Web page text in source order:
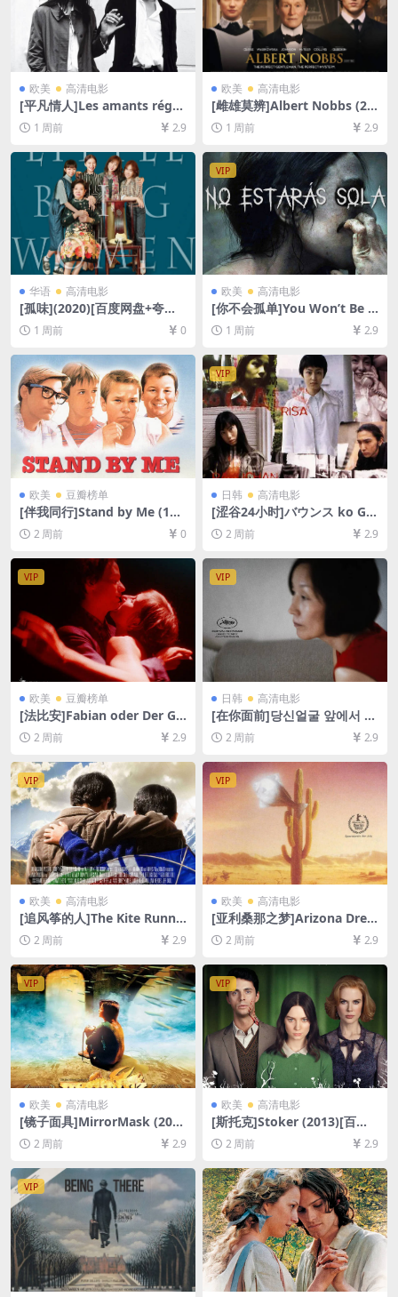
欧美 高清电影
[平凡情人]Les amants régul
iers (2005)[百度网盘+夸克网
盘1080P超清未删减资源][网
B][中文字幕]
1 周前 2.9
欧美 高清电影
[雌雄莫辨]Albert Nobbs (20
11)[百度网盘+夸克网盘1080P
超清未删减资源][网盘在线播
幕]
1 周前 2.9
华语 高清电影
[孤味](2020)[百度网盘+夸克
网盘1080P超清未删减资源]
[网盘在线播放/下载][MP4/4G
B][中文字幕]
1 周前 0
VIP
欧美 高清电影
[你不会孤单]You Won’t Be A
lone (2022)[百度网盘+夸克网
盘1080P超清未删减资源][网
盘在线播放/下载][MP4/7.2G
B][中文字幕]
1 周前 2.9
欧美 豆瓣榜单
[伴我同行]Stand by Me (198
6)[百度网盘+夸克网盘1080P
超清未删减资源][网盘在线播
放/下载][MP4/5.8GB][中英字
幕]
2 周前 0
VIP
日韩 高清电影
[涩谷24小时]バウンス ko GA
LS (1997)[百度网盘+夸克网盘
1080P超清未删减资源][网盘
在线播放/下载][MP4/7.3GB]
[中文字幕]
2 周前 2.9
VIP
欧美 豆瓣榜单
[法比安]Fabian oder Der Ga
ng vor die Hunde (2021)[百
度网盘+夸克网盘1080P超清
载][MP4/12GB][中文字幕]
2 周前 2.9
VIP
日韩 高清电影
[在你面前]당신얼굴 앞에서 (2
021)[百度网盘+夸克网盘1080
P超清未删减资源][网盘在线播
幕]
2 周前 2.9
VIP
欧美 高清电影
[追风筝的人]The Kite Runne
r (2007)[百度网盘+夸克网盘1
080P超清未删减资源][网盘在
线播放/下载][MP4/8.8GB][中
文字幕]
2 周前 2.9
VIP
欧美 高清电影
[亚利桑那之梦]Arizona Drea
m (1993)[百度网盘+夸克网盘
1080P超清未删减资源][网盘
在线播放/下载][MP4/9.9GB]
[中英字幕]
2 周前 2.9
VIP
欧美 高清电影
[镜子面具]MirrorMask (200
5)[百度网盘+夸克网盘1080P
超清未删减资源][网盘在线播
放/下载][MP4/6.7GB][中英字
幕]
2 周前 2.9
VIP
欧美 高清电影
[斯托克]Stoker (2013)[百度
网盘+夸克网盘1080P超清未
删减资源][网盘在线播放/下
载][MP4/6.6GB][中文字幕]
2 周前 2.9
VIP